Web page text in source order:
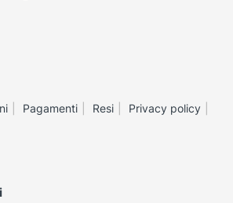
Pagamenti Resi
Privacy policy